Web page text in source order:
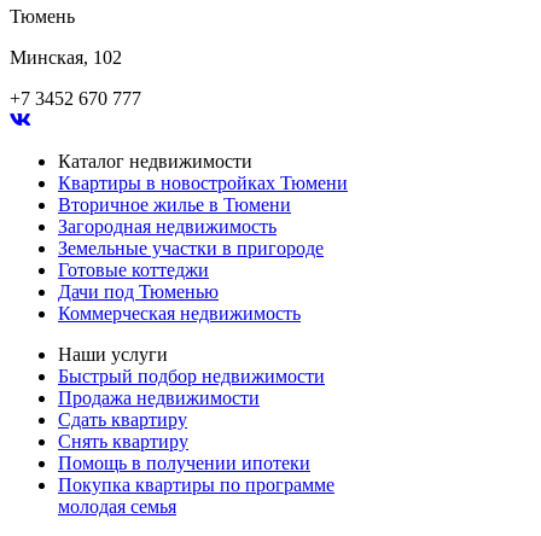
Тюмень
Минская, 102
+7 3452 670 777
Каталог недвижимости
Квартиры в новостройках Тюмени
Вторичное жилье в Тюмени
Загородная недвижимость
Земельные участки в пригороде
Готовые коттеджи
Дачи под Тюменью
Коммерческая недвижимость
Наши услуги
Быстрый подбор недвижимости
Продажа недвижимости
Сдать квартиру
Снять квартиру
Помощь в получении ипотеки
Покупка квартиры по программе
молодая семья